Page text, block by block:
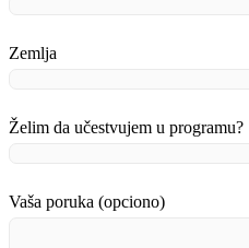
Zemlja
Želim da učestvujem u programu?
Vaša poruka (opciono)